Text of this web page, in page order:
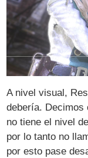
A nivel visual,
debería. Decimos
no tiene el nivel
por lo tanto no
por esto pase